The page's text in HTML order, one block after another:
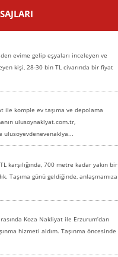
evime gelip eşyaları inceleyen ve
kişi, 28-30 bin TL civarında bir fiyat
ile komple ev taşıma ve depolama
ulusoynaklyat.com.tr,
ulusoyevdenevenaklya...
karşılığında, 700 metre kadar yakın bir
Taşıma günü geldiğinde, anlaşmamıza
Koza Nakliyat ile Erzurum’dan
hizmeti aldım. Taşınma öncesinde